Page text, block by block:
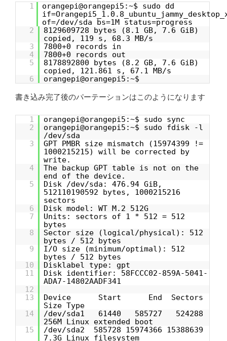
1
orangepi@orangepi5:~$ sudo dd
of=/dev/sda bs=1M status=progress
2
8129609728 bytes (8.1 GB, 7.6 GiB)
copied, 119 s, 68.3 MB/s
3
7800+0 records in
4
7800+0 records out
5
8178892800 bytes (8.2 GB, 7.6 GiB)
copied, 121.861 s, 67.1 MB/s
6
orangepi@orangepi5:~$
書き込み完了後のパーテーションはこのようになります
1
orangepi@orangepi5:~$ sudo sync
2
orangepi@orangepi5:~$ sudo fdisk -l
/dev/sda
3
GPT PMBR size mismatch (15974399 !=
1000215215) will be corrected by
write.
4
The backup GPT table is not on the
end of the device.
5
Disk /dev/sda: 476.94 GiB,
512110190592 bytes, 1000215216
sectors
6
Disk model: WT M.2 512G
7
Units: sectors of 1 * 512 = 512
bytes
8
Sector size (logical/physical): 512
bytes / 512 bytes
9
I/O size (minimum/optimal): 512
bytes / 512 bytes
10
Disklabel type: gpt
11
Disk identifier: 58FCCC02-859A-5041-
ADA7-14802AADF341
12
13
Device Start End Sectors
Size Type
14
/dev/sda1 61440 585727 524288
256M Linux extended boot
15
/dev/sda2 585728 15974366 15388639
7.3G Linux filesystem